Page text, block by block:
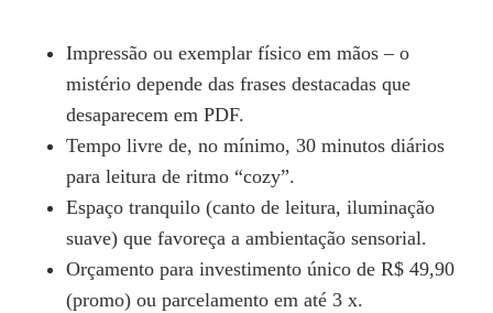
Impressão ou exemplar físico em mãos – o
mistério depende das frases destacadas que
desaparecem em PDF.
Tempo livre de, no mínimo, 30 minutos diários
para leitura de ritmo “cozy”.
Espaço tranquilo (canto de leitura, iluminação
suave) que favoreça a ambientação sensorial.
Orçamento para investimento único de R$ 49,90
(promo) ou parcelamento em até 3 x.